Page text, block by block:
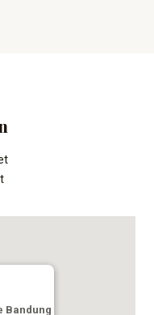
Bandung